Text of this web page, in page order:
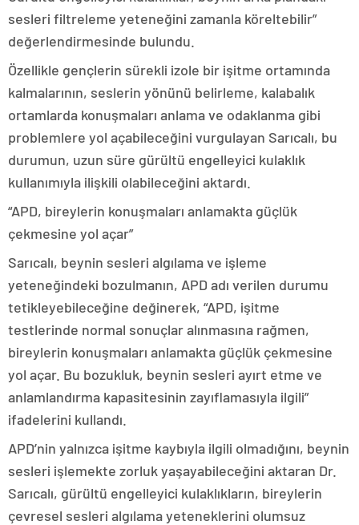
sesleri filtreleme yeteneğini zamanla köreltebilir”
değerlendirmesinde bulundu.
Özellikle gençlerin sürekli izole bir işitme ortamında
kalmalarının, seslerin yönünü belirleme, kalabalık
ortamlarda konuşmaları anlama ve odaklanma gibi
problemlere yol açabileceğini vurgulayan Sarıcalı, bu
durumun, uzun süre gürültü engelleyici kulaklık
kullanımıyla ilişkili olabileceğini aktardı.
“APD, bireylerin konuşmaları anlamakta güçlük
çekmesine yol açar”
Sarıcalı, beynin sesleri algılama ve işleme
yeteneğindeki bozulmanın, APD adı verilen durumu
tetikleyebileceğine değinerek, “APD, işitme
testlerinde normal sonuçlar alınmasına rağmen,
bireylerin konuşmaları anlamakta güçlük çekmesine
yol açar. Bu bozukluk, beynin sesleri ayırt etme ve
anlamlandırma kapasitesinin zayıflamasıyla ilgili”
ifadelerini kullandı.
APD’nin yalnızca işitme kaybıyla ilgili olmadığını, beynin
sesleri işlemekte zorluk yaşayabileceğini aktaran Dr.
Sarıcalı, gürültü engelleyici kulaklıkların, bireylerin
çevresel sesleri algılama yeteneklerini olumsuz